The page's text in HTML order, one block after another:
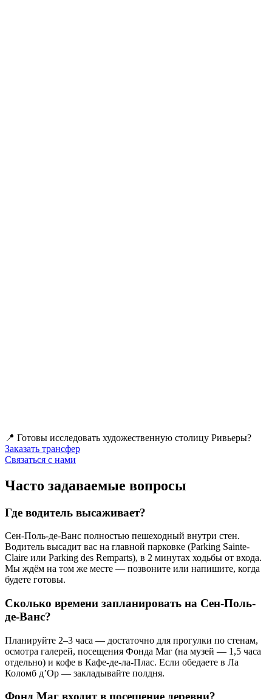
📍 Готовы исследовать художественную столицу Ривьеры?
Заказать трансфер
Связаться с нами
Часто задаваемые вопросы
Где водитель высаживает?
Сен-Поль-де-Ванс полностью пешеходный внутри стен.
Водитель высадит вас на главной парковке (Parking Sainte-
Claire или Parking des Remparts), в 2 минутах ходьбы от входа.
Мы ждём на том же месте — позвоните или напишите, когда
будете готовы.
Сколько времени запланировать на Сен-Поль-
де-Ванс?
Планируйте 2–3 часа — достаточно для прогулки по стенам,
осмотра галерей, посещения Фонда Маг (на музей — 1,5 часа
отдельно) и кофе в Кафе-де-ла-Плас. Если обедаете в Ла
Коломб д’Ор — закладывайте полдня.